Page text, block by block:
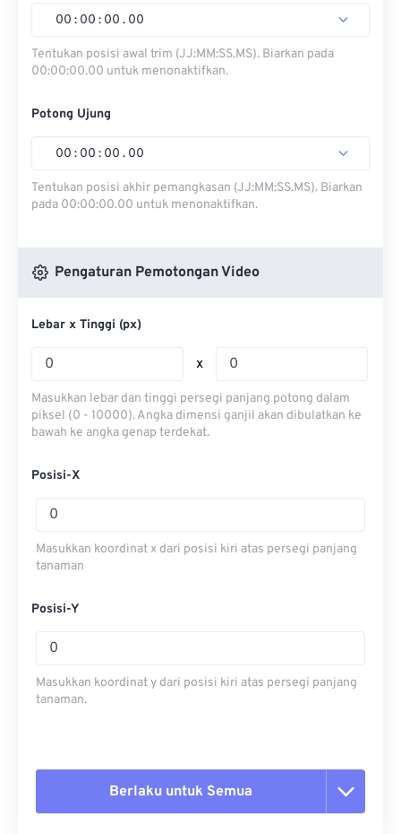
00 : 00 : 00 . 00
Tentukan posisi awal trim (JJ:MM:SS.MS). Biarkan pada
00:00:00.00 untuk menonaktifkan.
Potong Ujung
00 : 00 : 00 . 00
Tentukan posisi akhir pemangkasan (JJ:MM:SS.MS). Biarkan
pada 00:00:00.00 untuk menonaktifkan.
Pengaturan Pemotongan Video
Lebar x Tinggi (px)
x
Masukkan lebar dan tinggi persegi panjang potong dalam
piksel (0 - 10000). Angka dimensi ganjil akan dibulatkan ke
bawah ke angka genap terdekat.
Posisi-X
Masukkan koordinat x dari posisi kiri atas persegi panjang
tanaman
Posisi-Y
Masukkan koordinat y dari posisi kiri atas persegi panjang
tanaman.
Berlaku untuk Semua